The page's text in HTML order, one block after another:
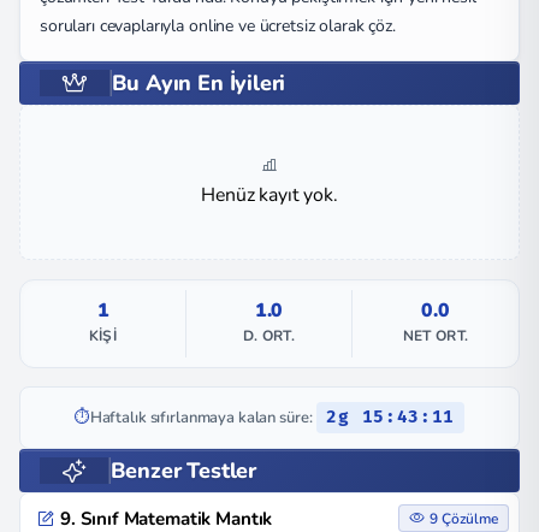
soruları cevaplarıyla online ve ücretsiz olarak çöz.
Bu Ayın En İyileri
Henüz kayıt yok.
1
KIŞI
1.0
D. ORT.
0.0
NET ORT.
⏱️Haftalık sıfırlanmaya kalan süre: 2g 15:43:11
Benzer Testler
9. Sınıf Matematik Mantık 9 Çözülme